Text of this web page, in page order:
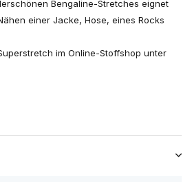
Bengaline-Stretches eignet
einer Jacke, Hose, eines Rocks
im Online-Stoffshop unter